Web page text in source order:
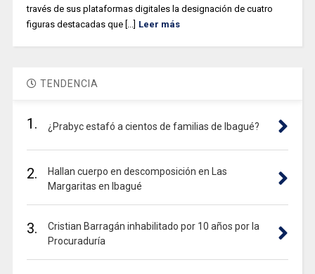
través de sus plataformas digitales la designación de cuatro
figuras destacadas que [...] Leer más
TENDENCIA
1. ¿Prabyc estafó a cientos de familias de Ibagué?
2.
Hallan cuerpo en descomposición en Las
Margaritas en Ibagué
3.
Cristian Barragán inhabilitado por 10 años por la
Procuraduría